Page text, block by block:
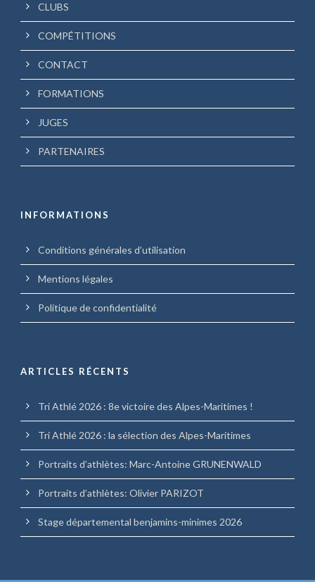
CLUBS
COMPÉTITIONS
CONTACT
FORMATIONS
JUGES
PARTENAIRES
INFORMATIONS
Conditions générales d’utilisation
Mentions légales
Politique de confidentialité
ARTICLES RÉCENTS
Tri Athlé 2026 : 8e victoire des Alpes-Maritimes !
Tri Athlé 2026 : la sélection des Alpes-Maritimes
Portraits d’athlètes: Marc-Antoine GRUNENWALD
Portraits d’athlètes: Olivier PARIZOT
Stage départemental benjamins-minimes 2026